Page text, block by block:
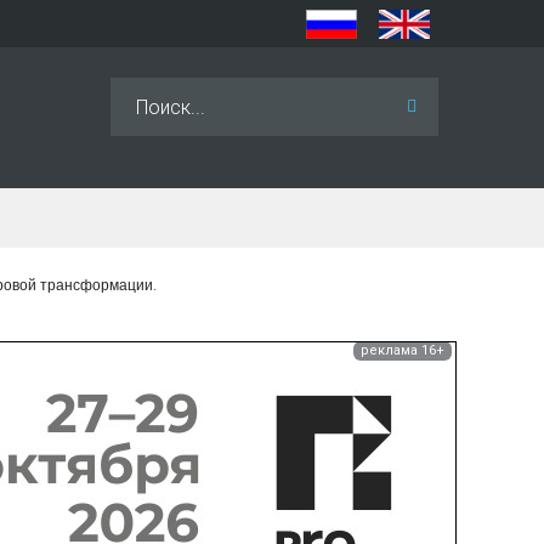
трансформации.
реклама 16+